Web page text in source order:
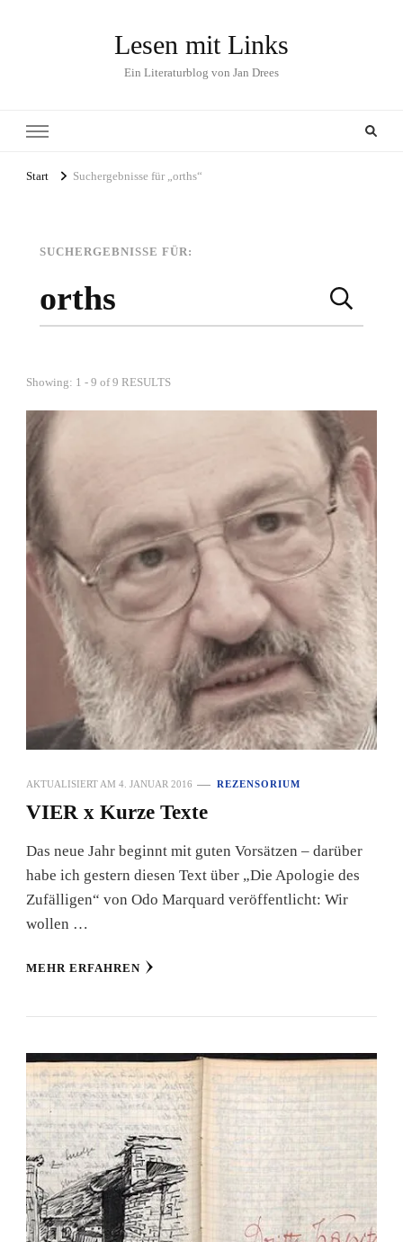
Lesen mit Links
Ein Literaturblog von Jan Drees
Start Suchergebnisse für „orths“
Suchseite
SUCHERGEBNISSE FÜR:
Suchen
nach:
Showing: 1 - 9 of 9 RESULTS
AKTUALISIERT AM 4. JANUAR 2016 REZENSORIUM
VIER x Kurze Texte
Das neue Jahr beginnt mit guten Vorsätzen – darüber
habe ich gestern diesen Text über „Die Apologie des
Zufälligen“ von Odo Marquard veröffentlicht: Wir
wollen …
MEHR ERFAHREN